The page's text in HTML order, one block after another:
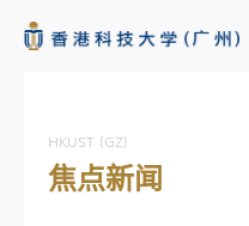
HKUST (GZ)
焦点新闻